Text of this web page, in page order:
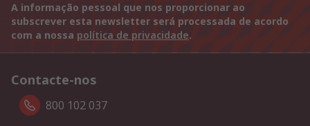
A informação pessoal que nos proporcionar ao
subscrever esta newsletter será processada de acordo
com a nossa política de privacidade.
Contacte-nos
800 102 037